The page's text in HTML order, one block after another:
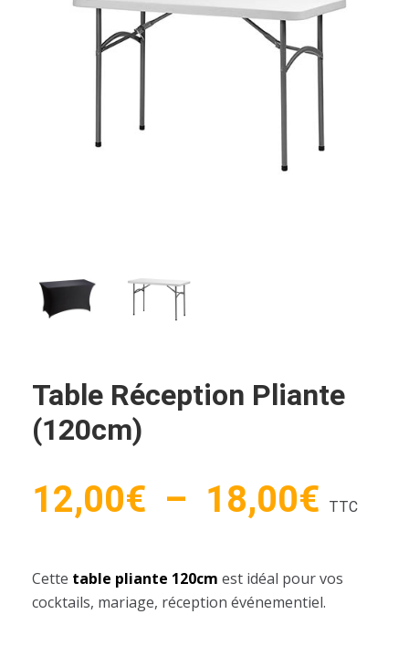
Table Réception Pliante
(120cm)
12,00€ – 18,00€
prix :
TTC
Cette table pliante 120cm est idéal pour vos
cocktails, mariage, réception événementiel.